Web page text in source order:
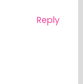
Reply